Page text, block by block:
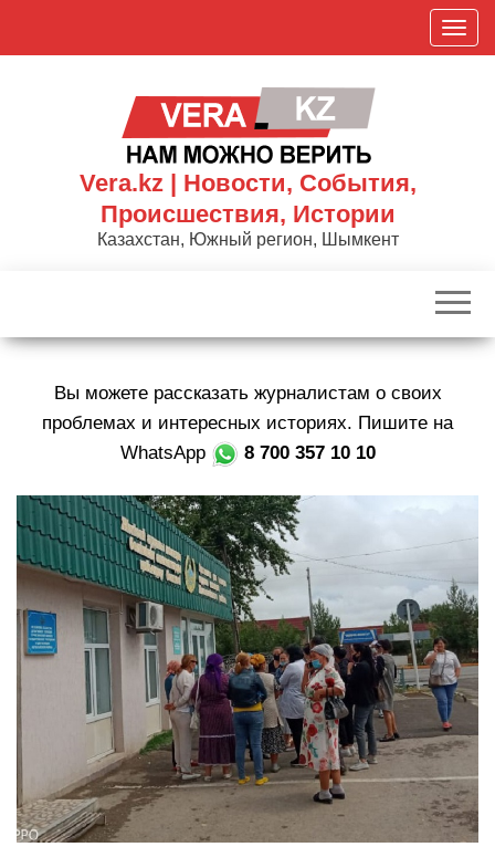
П
о
к
р
а
ц
и
ю
Vera.kz | Новости, События,
Происшествия, Истории
Казахстан, Южный регион, Шымкент
Вы можете рассказать журналистам о своих
проблемах и интересных историях. Пишите на
WhatsApp
8 700 357 10 10